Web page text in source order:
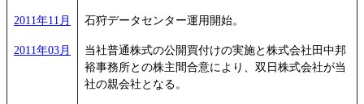
2011年11月 石狩データセンター運用開始。
2011年03月
当社普通株式の公開買付けの実施と株式会社田中邦
裕事務所との株主間合意により、双日株式会社が当
社の親会社となる。